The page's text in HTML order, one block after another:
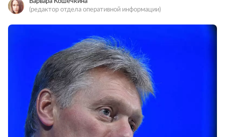
(редактор отдела оперативной информации)